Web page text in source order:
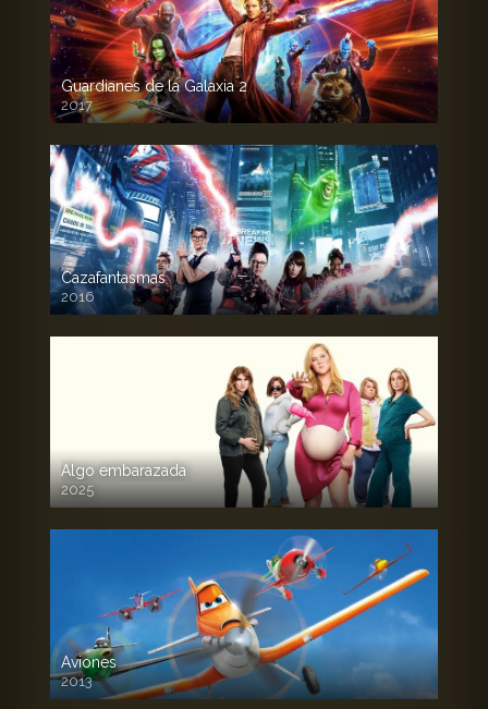
Guardianes de la Galaxia 2
2017
720p HD
Cazafantasmas
2016
720p HD
Algo embarazada
2025
720p HD
Aviones
2013
720 HD